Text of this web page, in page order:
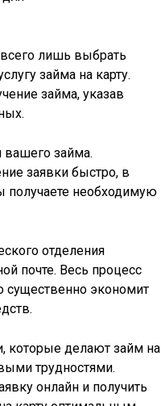
лишь выбрать
займа на карту.
займа, указав
вашего займа.
заявки быстро, в
получаете необходимую
отделения
почте. Весь процесс
существенно экономит
которые делают займ на
трудностями.
онлайн и получить